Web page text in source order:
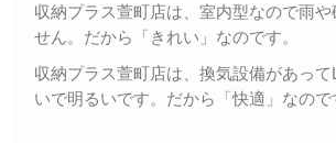
収納プラス萱町店は、室内型なので雨や
せん。だから「きれい」なのです。
収納プラス萱町店は、換気設備があっ
いで明るいです。だから「快適」なので